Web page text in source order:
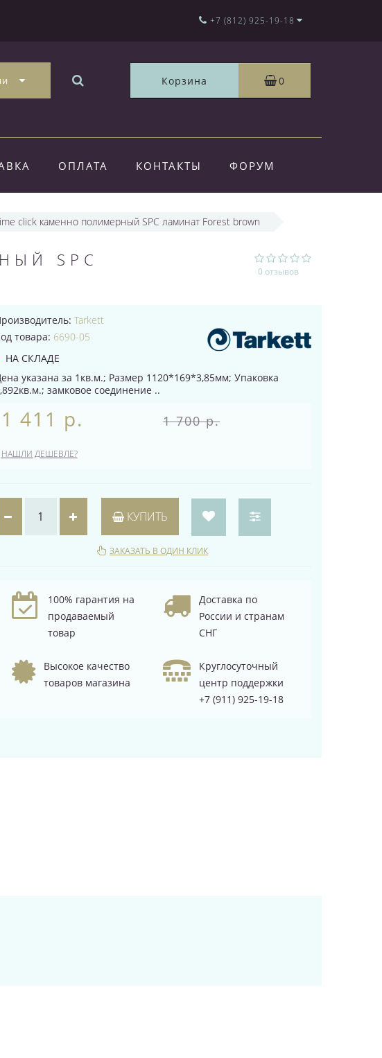
+7 (812) 925-19-18
Корзина 0
ОПЛАТА КОНТАКТЫ ФОРУМ
click каменно полимерный SPC ламинат Forest brown
SPC
0 отзывов
Tarkett
товара: 6690-05
НА СКЛАДЕ
указана за 1кв.м.; Размер 1120*169*3,85мм; Упаковка
замковое соединение ..
1 411 р. 1 700 р.
НАШЛИ ДЕШЕВЛЕ?
КУПИТЬ
ЗАКАЗАТЬ В ОДИН КЛИК
100% гарантия на
продаваемый
товар
Доставка по
России и странам
СНГ
Высокое качество
товаров магазина
Круглосуточный
центр поддержки
+7 (911) 925-19-18